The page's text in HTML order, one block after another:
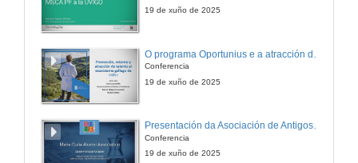
19 de xuño de 2025
Conferencia
19 de xuño de 2025
Presentación da Asociación de Antigos Alumnos Marie Curie (MCAA)
Conferencia
19 de xuño de 2025